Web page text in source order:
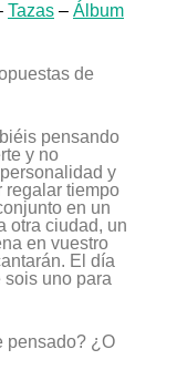
Tazas– Álbum
de
pensando
y no
y
regalar tiempo
en un
otra ciudad, un
en vuestro
El día
uno para
pensado? ¿O